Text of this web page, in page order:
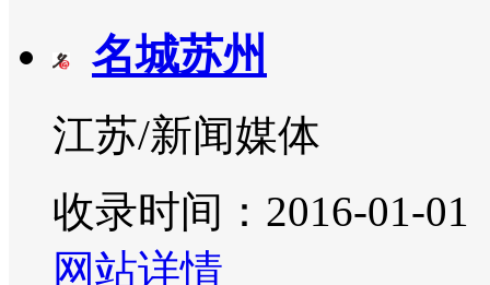
名城苏州
江苏/新闻媒体
收录时间：2016-01-01
网站详情